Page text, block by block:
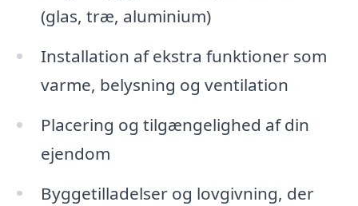
(glas, træ, aluminium)
Installation af ekstra funktioner som
varme, belysning og ventilation
Placering og tilgængelighed af din
ejendom
Byggetilladelser og lovgivning, der